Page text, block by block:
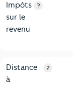
Impôts
sur le
revenu
?
3-Critères
Distance
à
?